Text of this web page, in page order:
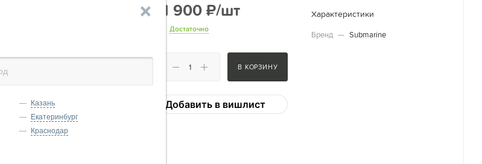
'
Казань
Екатеринбург
Краснодар
1 900₽/шт
Достаточно
В КОРЗИНУ
Добавить в вишлист
Характеристики
Бренд — Submarine